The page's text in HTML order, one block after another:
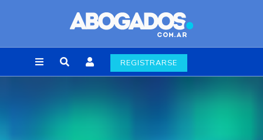
REGISTRARSE